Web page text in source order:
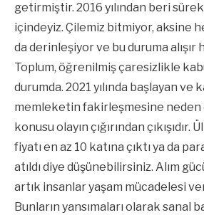
getirmiştir. 2016 yılından beri
içindeyiz. Çilemiz bitmiyor, aksine
da derinleşiyor ve bu duruma alışır
Toplum, öğrenilmiş çaresizlikle
durumda. 2021 yılında başlayan ve
memleketin fakirleşmesine neden
konusu olayın çığırından çıkışıdır.
fiyatı en az 10 katına çıktı ya da
atıldı diye düşünebilirsiniz. Alım
artık insanlar yaşam mücadelesi
Bunların yansımaları olarak sanal